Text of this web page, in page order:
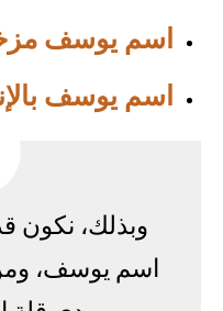
اسم يوسف
اسم يوسف
وبذلك، نكون
اسم يوسف،